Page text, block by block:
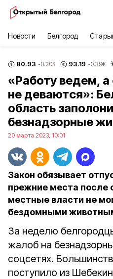
Новости Белгород
80.93 -0.20$ 93.19 -0.39€
«Работу ведем, а
не деваются»:
область
безнадзорные
20 марта 2023, 10:01
Закон обязывает
прежние места после
местные власти не
бездомными
За неделю
жалоб на
соцсетях.
поступило из